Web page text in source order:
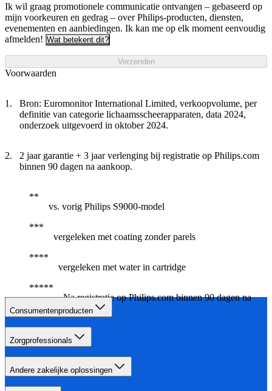
Ik wil graag promotionele communicatie ontvangen – gebaseerd op
mijn voorkeuren en gedrag – over Philips-producten, diensten,
evenementen en aanbiedingen. Ik kan me op elk moment eenvoudig
afmelden! Wat betekent dit?
Verzenden
Voorwaarden
Bron: Euromonitor International Limited, verkoopvolume, per
definitie van categorie lichaamsscheerapparaten, data 2024,
onderzoek uitgevoerd in oktober 2024.
2 jaar garantie + 3 jaar verlenging bij registratie op Philips.com
binnen 90 dagen na aankoop.
vs. vorig Philips S9000-model
vergeleken met coating zonder parels
vergeleken met water in cartridge
Na registratie op Philips.com binnen 90 dagen na
aankoop
Consumentenproducten
Zorgprofessionals
Andere zakelijke oplossingen